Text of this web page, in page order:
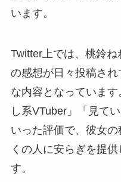
います。
Twitter上では、桃鈴
の感想が日々投稿さ
な内容となっていま
し系VTuber」「見て
いった評価で、彼女
くの人に安らぎを提
す。